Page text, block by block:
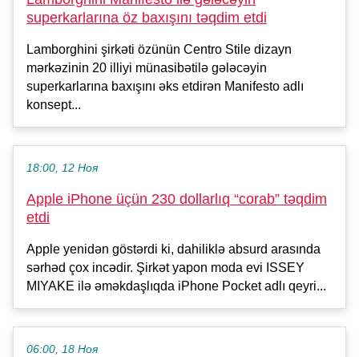
superkarlarına öz baxışını təqdim etdi
Lamborghini şirkəti özünün Centro Stile dizayn
mərkəzinin 20 illiyi münasibətilə gələcəyin
superkarlarına baxışını əks etdirən Manifesto adlı
konsept...
18:00, 12 Ноя
Apple iPhone üçün 230 dollarlıq “corab” təqdim
etdi
Apple yenidən göstərdi ki, dahiliklə absurd arasında
sərhəd çox incədir. Şirkət yapon moda evi ISSEY
MIYAKE ilə əməkdaşlıqda iPhone Pocket adlı qeyri...
06:00, 18 Ноя